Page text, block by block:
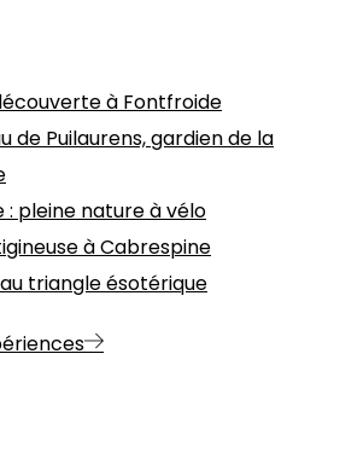
à Fontfroide
de Puilaurens, gardien de la
: pleine nature à vélo
à Cabrespine
triangle ésotérique